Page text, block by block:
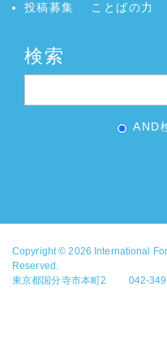
投稿募集
ことばの力
検索
AND
Copyright © 2026 International
Reserved.
東京都国分寺市本町2 042-